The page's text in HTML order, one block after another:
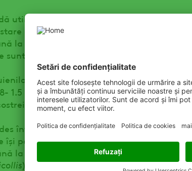
utilizarea produsuluiRacerîn doză de
de ambrozie (
la acoperirea rândurilor. Dintre toate
sunt singurele care se pot dezvolta și în
monocotiledonate se realizează
1.5 l/ha pentru combaterea speciilor
din rizomi (Sorghum halepense).
întâlnită în cultura de floarea-soarelui
își pot face apariția în toate fazele de
la recoltat: viermii sârmă (agriotes sp.),
) și afidele (Aphis fabae,